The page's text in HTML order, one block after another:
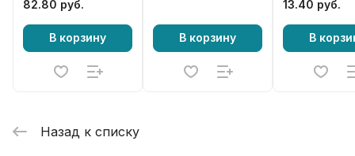
82.80 руб.
В корзину В корзину
13.40 руб.
В
Назад к списку